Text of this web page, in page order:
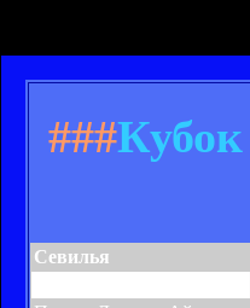
###
Севилья